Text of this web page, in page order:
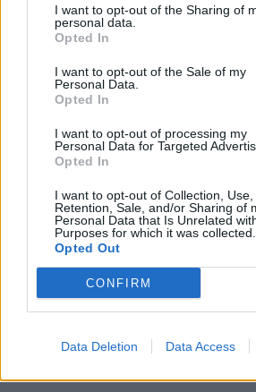
I want to opt-out of the Sharing of
personal data.
Opted In
I want to opt-out of the Sale of my
Personal Data.
Opted In
I want to opt-out of processing my
Personal Data for Targeted
Opted In
I want to opt-out of Collection, Use,
Retention, Sale, and/or Sharing of
Personal Data that Is Unrelated
Purposes for which it was collected.
Opted Out
CONFIRM
Data Deletion Data Access
pas interdit est par
Pourtant,l’article R 412-6
commodément et sans
manœuvres qui lui incombent »
que vous ne pourrez prendre le
vos chaussures pour exécuter